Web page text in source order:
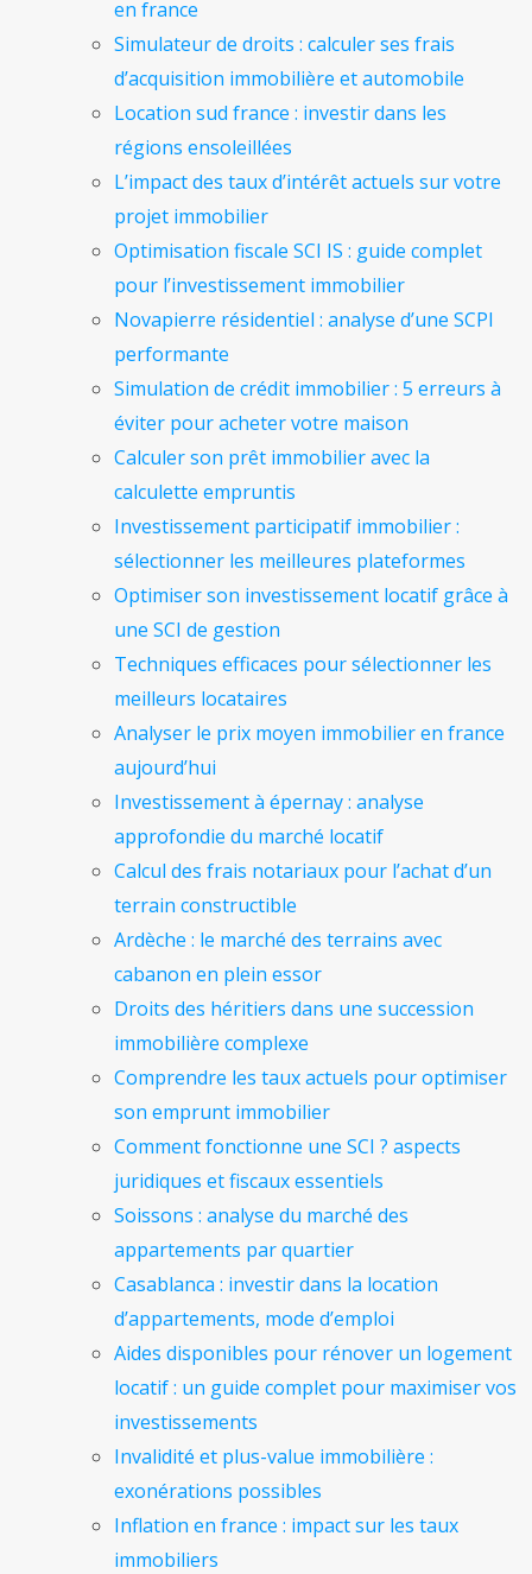
en france
Simulateur de droits : calculer ses frais
d’acquisition immobilière et automobile
Location sud france : investir dans les
régions ensoleillées
L’impact des taux d’intérêt actuels sur votre
projet immobilier
Optimisation fiscale SCI IS : guide complet
pour l’investissement immobilier
Novapierre résidentiel : analyse d’une SCPI
performante
Simulation de crédit immobilier : 5 erreurs à
éviter pour acheter votre maison
Calculer son prêt immobilier avec la
calculette empruntis
Investissement participatif immobilier :
sélectionner les meilleures plateformes
Optimiser son investissement locatif grâce à
une SCI de gestion
Techniques efficaces pour sélectionner les
meilleurs locataires
Analyser le prix moyen immobilier en france
aujourd’hui
Investissement à épernay : analyse
approfondie du marché locatif
Calcul des frais notariaux pour l’achat d’un
terrain constructible
Ardèche : le marché des terrains avec
cabanon en plein essor
Droits des héritiers dans une succession
immobilière complexe
Comprendre les taux actuels pour optimiser
son emprunt immobilier
Comment fonctionne une SCI ? aspects
juridiques et fiscaux essentiels
Soissons : analyse du marché des
appartements par quartier
Casablanca : investir dans la location
d’appartements, mode d’emploi
Aides disponibles pour rénover un logement
locatif : un guide complet pour maximiser vos
investissements
Invalidité et plus-value immobilière :
exonérations possibles
Inflation en france : impact sur les taux
immobiliers